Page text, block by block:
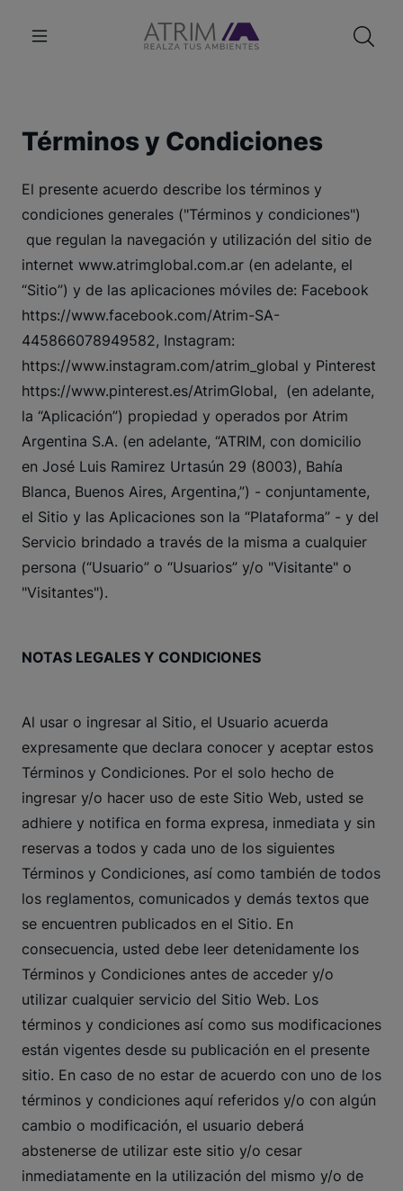
Términos y Condiciones
El presente acuerdo describe los términos y
condiciones generales ("Términos y condiciones")
que regulan la navegación y utilización del sitio de
internet www.atrimglobal.com.ar (en adelante, el
“Sitio”) y de las aplicaciones móviles de: Facebook
https://www.facebook.com/Atrim-SA-
445866078949582, Instagram:
https://www.instagram.com/atrim_global y Pinterest
https://www.pinterest.es/AtrimGlobal, (en adelante,
la “Aplicación”) propiedad y operados por Atrim
Argentina S.A. (en adelante, “ATRIM, con domicilio
en José Luis Ramirez Urtasún 29 (8003), Bahía
Blanca, Buenos Aires, Argentina,”) - conjuntamente,
el Sitio y las Aplicaciones son la “Plataforma” - y del
Servicio brindado a través de la misma a cualquier
persona (“Usuario” o “Usuarios” y/o "Visitante" o
"Visitantes").
NOTAS LEGALES Y CONDICIONES
Al usar o ingresar al Sitio, el Usuario acuerda
expresamente que declara conocer y aceptar estos
Términos y Condiciones. Por el solo hecho de
ingresar y/o hacer uso de este Sitio Web, usted se
adhiere y notifica en forma expresa, inmediata y sin
reservas a todos y cada uno de los siguientes
Términos y Condiciones, así como también de todos
los reglamentos, comunicados y demás textos que
se encuentren publicados en el Sitio. En
consecuencia, usted debe leer detenidamente los
Términos y Condiciones antes de acceder y/o
utilizar cualquier servicio del Sitio Web. Los
términos y condiciones así como sus modificaciones
están vigentes desde su publicación en el presente
sitio. En caso de no estar de acuerdo con uno de los
términos y condiciones aquí referidos y/o con algún
cambio o modificación, el usuario deberá
abstenerse de utilizar este sitio y/o cesar
inmediatamente en la utilización del mismo y/o de